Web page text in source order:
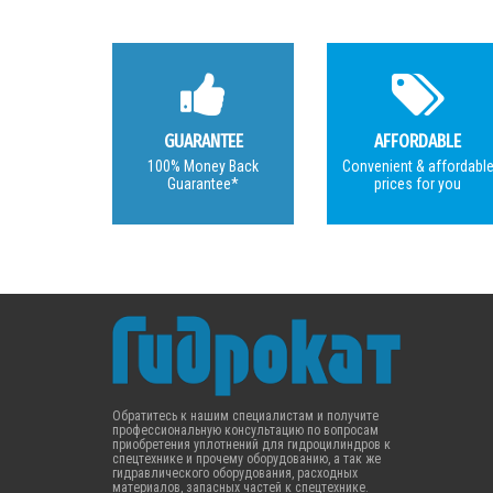
GUARANTEE
100% Money Back
Guarantee*
AFFORDABLE
Convenient & affordable
prices for you
Обратитесь к нашим специалистам и получите
профессиональную консультацию по вопросам
приобретения уплотнений для гидроцилиндров к
спецтехнике и прочему оборудованию, а так же
гидравлического оборудования, расходных
материалов, запасных частей к спецтехнике.